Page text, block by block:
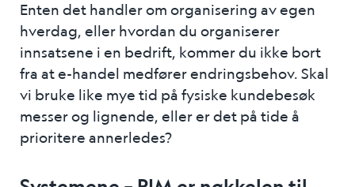
Enten det handler om organisering av egen
hverdag, eller hvordan du organiserer
innsatsene i en bedrift, kommer du ikke bort
fra at e-handel medfører endringsbehov. Skal
vi bruke like mye tid på fysiske kundebesøk
messer og lignende, eller er det på tide å
prioritere annerledes?